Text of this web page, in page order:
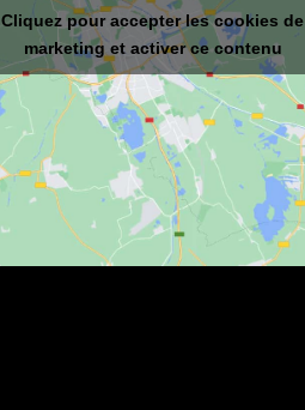
Cliquez pour accepter les cookies de
marketing et activer ce contenu